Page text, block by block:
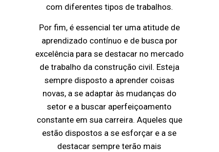
com diferentes tipos de trabalhos.
Por fim, é essencial ter uma atitude de
aprendizado contínuo e de busca por
excelência para se destacar no mercado
de trabalho da construção civil. Esteja
sempre disposto a aprender coisas
novas, a se adaptar às mudanças do
setor e a buscar aperfeiçoamento
constante em sua carreira. Aqueles que
estão dispostos a se esforçar e a se
destacar sempre terão mais